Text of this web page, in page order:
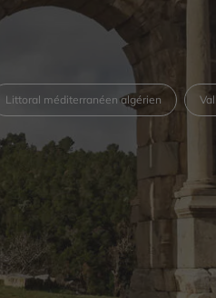
Littoral méditerranéen algérien